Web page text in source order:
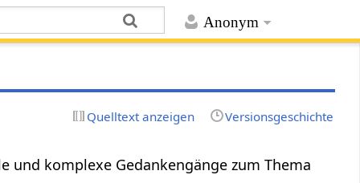
Anonym
Quelltext anzeigen Versionsgeschichte
und komplexe Gedankengänge zum Thema